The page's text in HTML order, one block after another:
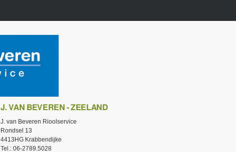
J. VAN BEVEREN - ZEELAND
J. van Beveren Rioolservice
Rondsel 13
4413HG Krabbendijke
Tel.: 06-2789.5028